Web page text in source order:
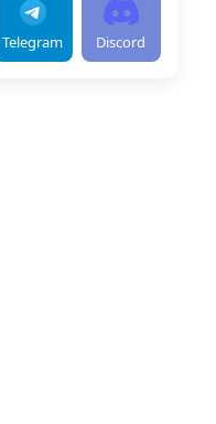
Telegram Discord